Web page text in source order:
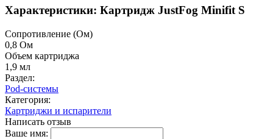
Характеристики: Картридж JustFog Minifit S
Cопротивление (Ом)
0,8 Ом
Объем картриджа
1,9 мл
Раздел:
Pod-системы
Категория:
Картриджи и испарители
Написать отзыв
Ваше имя: